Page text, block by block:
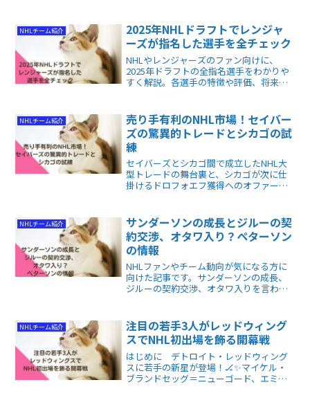
めの必読記事です。
NHLチーム紹介
2025年NHLドラフトでレンジャ
ーズが指名した選手を全チェック
NHLやレンジャーズのファン向けに、
2025年ドラフトの全指名選手をわかりや
すく解説。各選手の特徴や評価、将来性
NHLチーム紹介
売り手有利のNHL市場！セイバー
ズの驚異的トレードとシカゴの試
練
セイバーズとシカゴ間で成立したNHL大
型トレードの舞台裏と、シカゴが次に仕
掛けるドロフォエフ獲得へのオファーシ
かの全貌が掴めます。
NHLチーム紹介
サンダーソンの成長とジルーの契
約交渉、オタワ入り？ペターソン
の情報
NHLファンやチーム動向が気になる方に
向けた記事です。サンダーソンの成長、
ジルーの契約交渉、オタワ入りを言われ
りやすく解説しています。最新動向を素
早く把握できます。
NHLチーム紹介
注目の若手3人がレッドウィング
スでNHL初出場を飾る開幕戦
はじめに デトロイト・レッドウィング
スに若手の新星が登場！🏒✨マイケル・
ブランドセッグ＝ニューゴード、エミッ